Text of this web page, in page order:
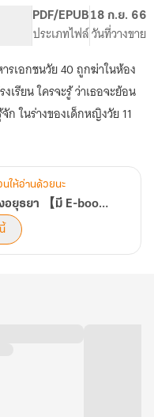
PDF/EPUB
ประเภทไฟล์
18 ก.ย. 66
วันที่วางขาย
รเอกชนวัย 40 ถูกฆ่าในห้อง
รียน ใครจะรู้ ว่าเธอจะย้อน
ในร่างของเด็กหญิงวัย 11
ให้อ่านด้วยนะ
[จบ]แม่หญิงพลอย ยอดคุณครูแห่งอยุธยา 【มี E-book】